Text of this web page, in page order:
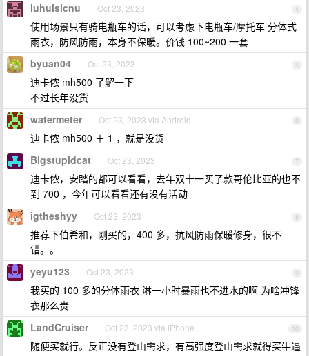
4
luhuisicnu Oct 23, 2023
使用场景只有骑电瓶车的话，可以考虑下电瓶车/摩托车 分体式
雨衣，防风防雨，本身不保暖。价钱 100~200 一套
5
byuan04 Oct 23, 2023
迪卡侬 mh500 了解一下
不过长年没货
6
watermeter Oct 23, 2023 via Android
迪卡侬 mh500 ＋ 1 ，就是没货
7
Bigstupidcat Oct 23, 2023
迪卡侬，安踏的都可以看看，去年双十一买了款哥伦比亚的也不
到 700 ，今年可以看看还有没有活动
8
igtheshyy Oct 23, 2023
推荐下伯希和，刚买的，400 多，抗风防雨保暖修身，很不
错。。
9
yeyu123 Oct 23, 2023
我买的 100 多的分体雨衣 淋一小时暴雨也不进水的啊 为啥冲锋
衣那么贵
10
LandCruiser Oct 23, 2023 via iPhone
随便买就行。反正没有登山需求，有高强度登山需求就得买牛逼